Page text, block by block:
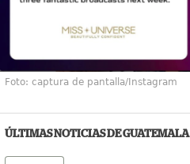
Foto: captura de pantalla/Instagram
ÚLTIMAS NOTICIAS DE GUATEMALA